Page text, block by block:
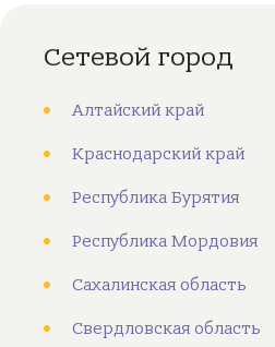
Сетевой город
Алтайский край
Краснодарский край
Республика Бурятия
Республика Мордовия
Сахалинская область
Свердловская область